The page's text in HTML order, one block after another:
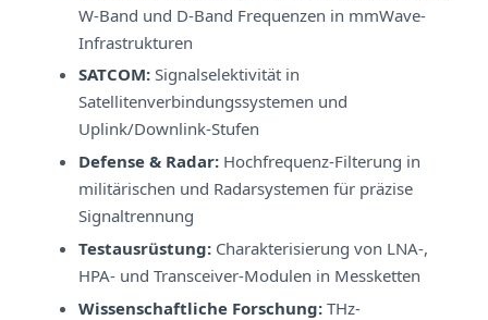
W-Band und D-Band Frequenzen in mmWave-
Infrastrukturen
SATCOM: Signalselektivität in
Satellitenverbindungssystemen und
Uplink/Downlink-Stufen
Defense & Radar: Hochfrequenz-Filterung in
militärischen und Radarsystemen für präzise
Signaltrennung
Testausrüstung: Charakterisierung von LNA-,
HPA- und Transceiver-Modulen in Messketten
Wissenschaftliche Forschung: THz-